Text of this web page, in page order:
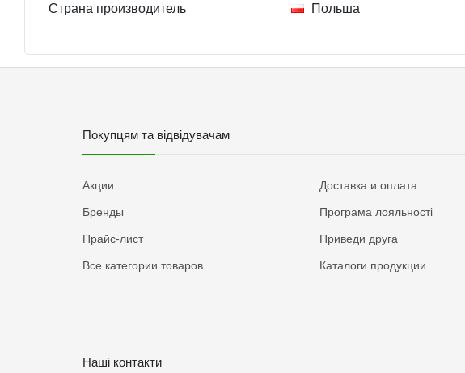
Страна производитель
Польша
Покупцям та відвідувачам
Акции
Бренды
Прайс-лист
Все категории товаров
Доставка и оплата
Програма лояльності
Приведи друга
Каталоги продукции
Наші контакти